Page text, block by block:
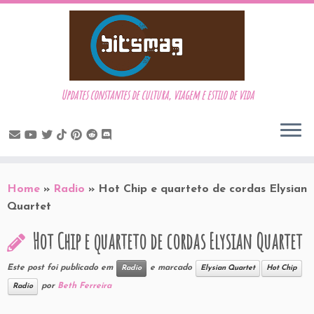
to
content
Updates constantes de cultura, viagem e estilo de vida
Home » Radio » Hot Chip e quarteto de cordas Elysian
Quartet
Hot Chip e quarteto de cordas Elysian Quartet
Este post foi publicado em Radio e marcado Elysian Quartet Hot Chip
Radio por Beth Ferreira